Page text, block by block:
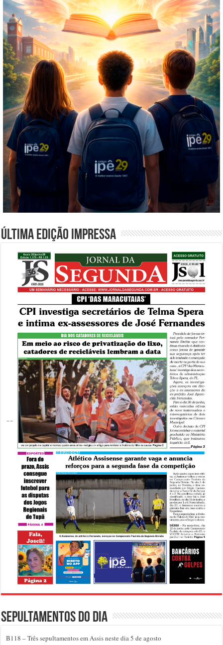
Última edição impressa
Sepultamentos do dia
B118 – Três sepultamentos em Assis neste dia 5 de agosto